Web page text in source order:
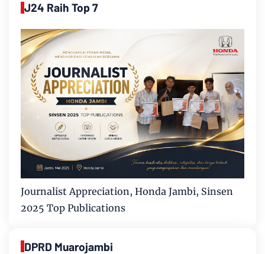
J24 Raih Top 7
Journalist Appreciation, Honda Jambi, Sinsen
2025 Top Publications
DPRD Muarojambi